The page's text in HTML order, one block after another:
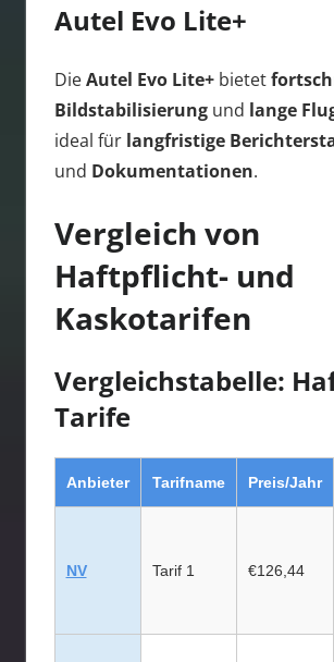
Autel Evo Lite+
DieAutel Evo Lite+bietet
Bildstabilisierungund lange
ideal für langfristige
und Dokumentationen.
Vergleich von
Haftpflicht- und
Kaskotarifen
Vergleichstabelle:
Tarife
Anbieter Tarifname Preis/Jahr
NV Tarif 1 €126,44